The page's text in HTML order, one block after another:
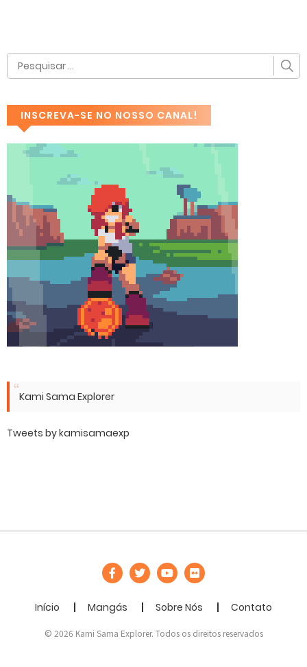
INSCREVA-SE NO NOSSO CANAL!
Kami Sama Explorer
Tweets by kamisamaexp
Início Mangás Sobre Nós Contato
© 2026 Kami Sama Explorer. Todos os direitos reservados